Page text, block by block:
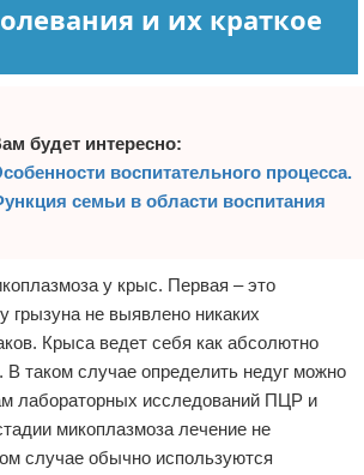
и их краткое
будет интересно:
воспитательного процесса.
семьи в области воспитания
у крыс. Первая – это
грызуна не выявлено никаких
Крыса ведет себя как абсолютно
В таком случае определить недуг можно
лабораторных исследований ПЦР и
микоплазмоза лечение не
случае обычно используются